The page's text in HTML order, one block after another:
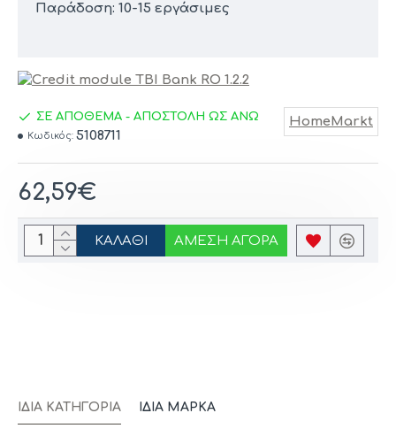
Παράδοση: 10-15 εργάσιμες
62,59€
ΣΕ ΑΠΟΘΕΜΑ - ΑΠΟΣΤΟΛΗ ΩΣ ΑΝΩ
Κωδικός: 5108711
HomeMarkt
ΚΑΛΆΘΙ ΆΜΕΣΗ ΑΓΟΡΆ
ΊΔΙΑ ΚΑΤΗΓΟΡΊΑ ΊΔΙΑ ΜΆΡΚΑ